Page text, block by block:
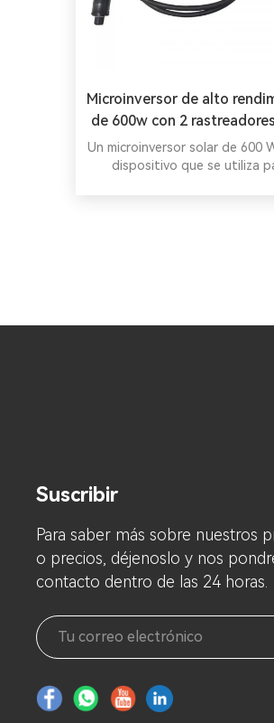
Microinversor de alto
de 600w con 2
Un microinversor solar de 600
dispositivo que se utiliza
Suscribir
Para saber más sobre nuestros
o precios, déjenoslo y nos
contacto dentro de las 24 horas.